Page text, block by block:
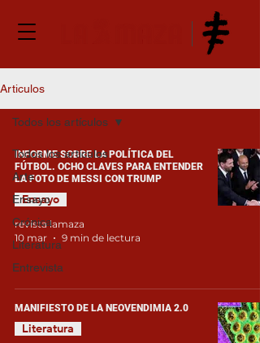
Articulos
Todos los artículos
Arte
Ensayo
Crónica
Literatura
Entrevista
Todos los artículos
INFORME SOBRE LA POLÍTICA DEL
FÚTBOL. OCHO CLAVES PARA ENTENDER
LA FOTO DE MESSI CON TRUMP
Ensayo
revista lamaza
10 mar
9 min de lectura
MANIFIESTO DE LA NEOVENDIMIA 2.0
Literatura